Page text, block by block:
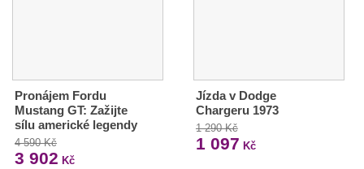
Pronájem Fordu
Mustang GT: Zažijte
sílu americké legendy
4 590 Kč
3 902 Kč
Jízda v Dodge
Chargeru 1973
1 290 Kč
1 097 Kč